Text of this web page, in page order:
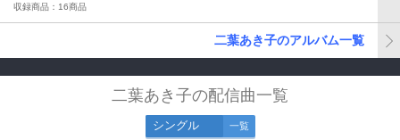
収録商品：16商品
二葉あき子のアルバム一覧
二葉あき子の配信曲一覧
シングル 一覧